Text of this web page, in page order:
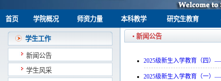
首页 学院概况 师资力量 本科教学 研究生教育
学生工作
新闻公告
学生风采
新闻公告
2025级新生入学教育（四）
2025级新生入学教育（一）